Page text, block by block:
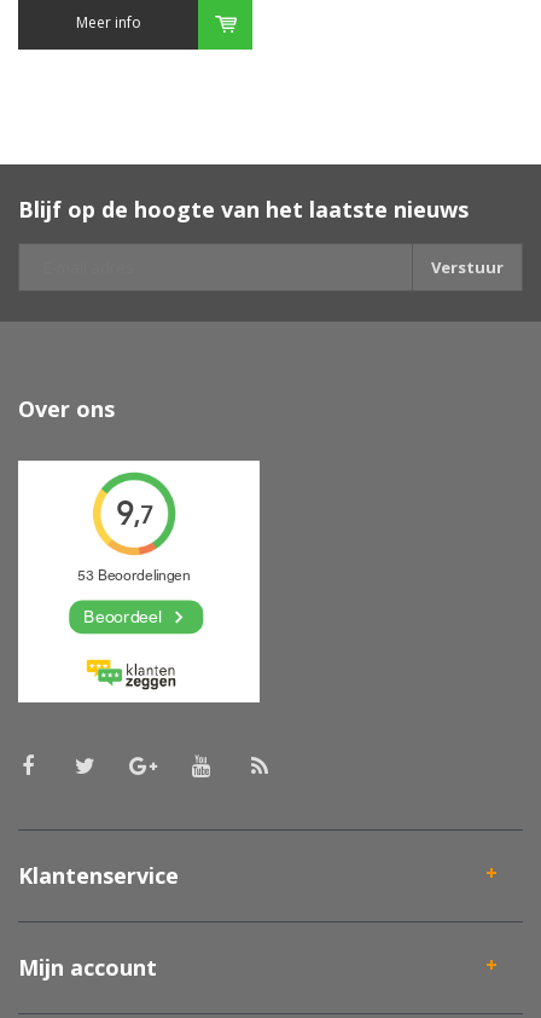
Meer info
Blijf op de hoogte van het laatste nieuws
Verstuur
Over ons
Klantenservice
Mijn account